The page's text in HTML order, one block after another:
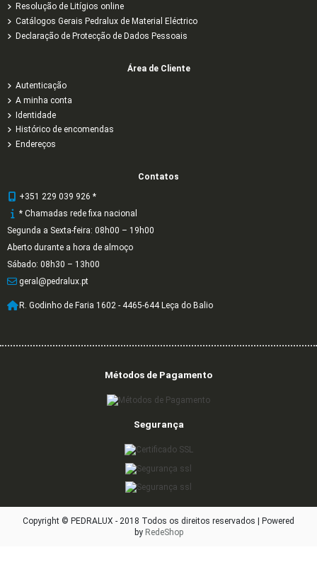
Resolução de Litígios online
Catálogos Gerais Pedralux de Material Eléctrico
Declaração de Protecção de Dados Pessoais
Área de Cliente
Autenticação
A minha conta
Identidade
Histórico de encomendas
Endereços
Contatos
+351 229 039 926 *
* Chamadas rede fixa nacional
Segunda a Sexta-feira: 08h00 – 19h00
Aberto durante a hora de almoço
Sábado: 08h30 – 13h00
geral@pedralux.pt
R. Godinho de Faria 1602 - 4465-644 Leça do Balio
Métodos de Pagamento
Segurança
Copyright © PEDRALUX - 2018 Todos os direitos reservados |
Powered
by RedeShop